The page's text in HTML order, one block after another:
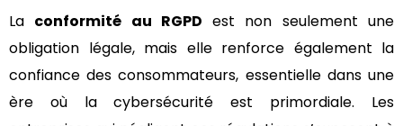
La conformité au RGPD est non seulement une
obligation légale, mais elle renforce également la
confiance des consommateurs, essentielle dans une
ère où la cybersécurité est primordiale. Les